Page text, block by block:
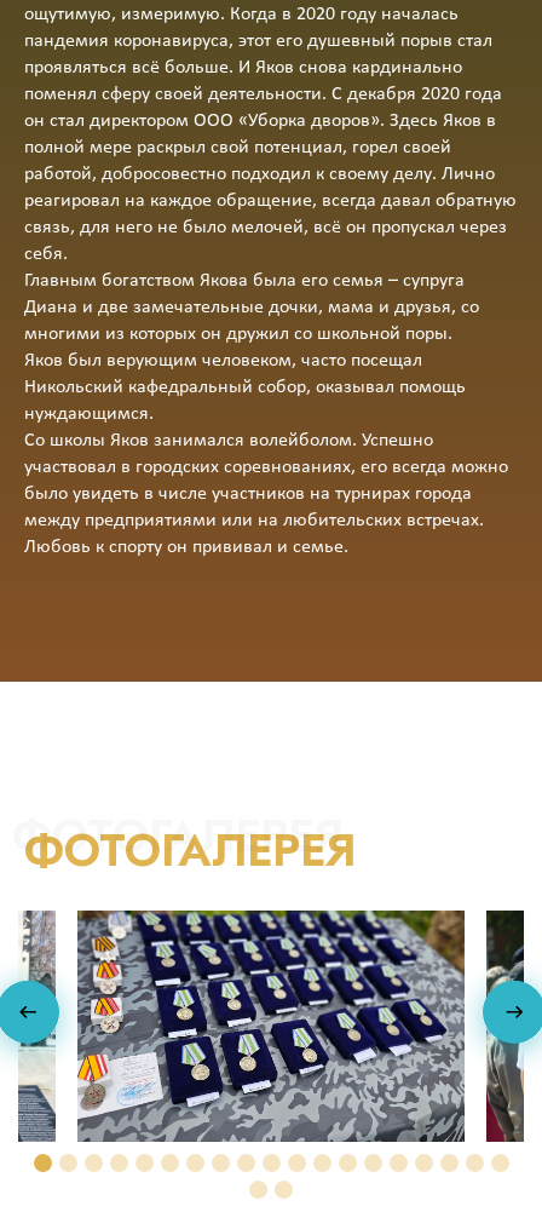
ощутимую, измеримую. Когда в 2020 году началась
пандемия коронавируса, этот его душевный порыв стал
проявляться всё больше. И Яков снова кардинально
поменял сферу своей деятельности. С декабря 2020 года
он стал директором ООО «Уборка дворов». Здесь Яков в
полной мере раскрыл свой потенциал, горел своей
работой, добросовестно подходил к своему делу. Лично
реагировал на каждое обращение, всегда давал обратную
связь, для него не было мелочей, всё он пропускал через
себя.
Главным богатством Якова была его семья – супруга
Диана и две замечательные дочки, мама и друзья, со
многими из которых он дружил со школьной поры.
Яков был верующим человеком, часто посещал
Никольский кафедральный собор, оказывал помощь
нуждающимся.
Со школы Яков занимался волейболом. Успешно
участвовал в городских соревнованиях, его всегда можно
было увидеть в числе участников на турнирах города
между предприятиями или на любительских встречах.
Любовь к спорту он прививал и семье.
ФОТОГАЛЕРЕЯ
ФОТОГАЛЕРЕЯ